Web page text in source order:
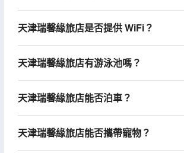
天津瑞馨緣旅店是否提供 WiFi？
天津瑞馨緣旅店有游泳池嗎？
天津瑞馨緣旅店能否泊車？
天津瑞馨緣旅店能否攜帶寵物？